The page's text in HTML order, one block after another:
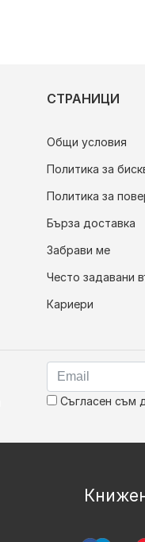
СТРАНИЦИ
Общи условия
Политика за
Политика за
Бърза доставка
Забрави ме
Често задавани
Кариери
Съгласен съм